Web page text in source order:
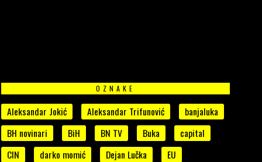
OZNAKE
Aleksandar Jokić Aleksandar Trifunović
banjaluka
BH novinari
BiH BN TV Buka
capital
CIN
darko momić Dejan Lučka
EU